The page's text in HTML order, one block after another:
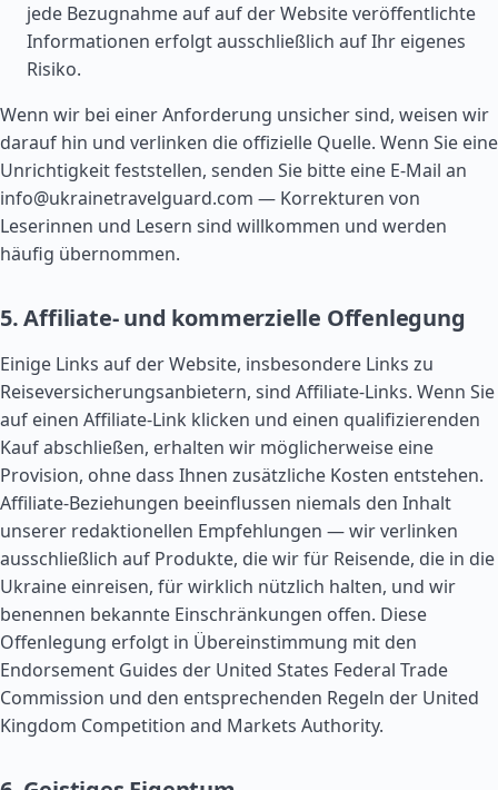
jede Bezugnahme auf auf der Website veröffentlichte
Informationen erfolgt ausschließlich auf Ihr eigenes
Risiko.
Wenn wir bei einer Anforderung unsicher sind, weisen wir
darauf hin und verlinken die offizielle Quelle. Wenn Sie eine
Unrichtigkeit feststellen, senden Sie bitte eine E-Mail an
info@ukrainetravelguard.com — Korrekturen von
Leserinnen und Lesern sind willkommen und werden
häufig übernommen.
5. Affiliate- und kommerzielle Offenlegung
Einige Links auf der Website, insbesondere Links zu
Reiseversicherungsanbietern, sind Affiliate-Links. Wenn Sie
auf einen Affiliate-Link klicken und einen qualifizierenden
Kauf abschließen, erhalten wir möglicherweise eine
Provision, ohne dass Ihnen zusätzliche Kosten entstehen.
Affiliate-Beziehungen beeinflussen niemals den Inhalt
unserer redaktionellen Empfehlungen — wir verlinken
ausschließlich auf Produkte, die wir für Reisende, die in die
Ukraine einreisen, für wirklich nützlich halten, und wir
benennen bekannte Einschränkungen offen. Diese
Offenlegung erfolgt in Übereinstimmung mit den
Endorsement Guides der United States Federal Trade
Commission und den entsprechenden Regeln der United
Kingdom Competition and Markets Authority.